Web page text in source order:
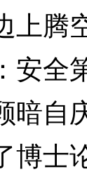
上腾
安全
暗自
博士